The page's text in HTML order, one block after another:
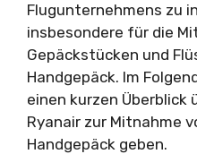
Flugunternehmens zu
insbesondere für die
Gepäckstücken und
Handgepäck. Im
einen kurzen Überblick
Ryanair zur Mitnahme
Handgepäck geben.